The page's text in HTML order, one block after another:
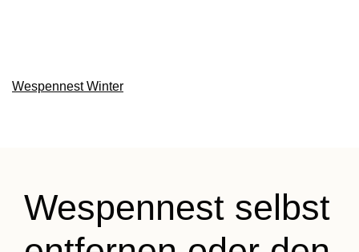
Wespennest Winter
Wespennest selbst